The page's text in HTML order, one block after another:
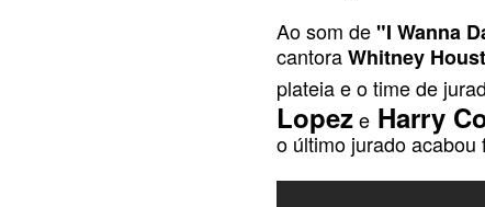
Ao som de"I Wanna
cantoraWhitney
plateia e o time de
Lopeze Harry
o último juradoacabou